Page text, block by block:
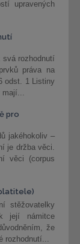
upravených
svá rozhodnutí
práva na
odst. 1 Listiny
mají...
pro
jakéhokoliv –
je držba věci.
věci (corpus
stěžovatelky
její námitce
že
rozhodnutí...